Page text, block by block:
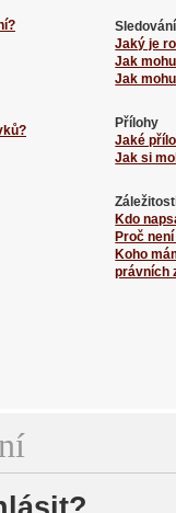
Jaký je
Jak
Jak
Přílohy
Jaké
Jak si
Kdo
Proč
Koho
právních